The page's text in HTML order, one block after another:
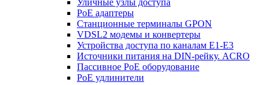
Уличные узлы доступа
PoE адаптеры
Станционные терминалы GPON
VDSL2 модемы и конвертеры
Устройства доступа по каналам E1-E3
Источники питания на DIN-рейку. ACRO
Пассивное PoE оборудование
PoE удлинители